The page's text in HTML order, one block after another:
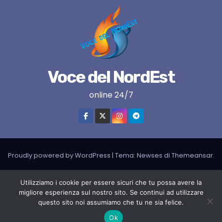
Voce del NordEst
online 24/7
Proudly powered by WordPress | Tema: Newses di Themeansar.
LIVE RADIO
RADIONORDEST
Il mio account
SPORT FURLAN PAR FURLAN – In collaborazione con A.S.F.
Utilizziamo i cookie per essere sicuri che tu possa avere la
migliore esperienza sul nostro sito. Se continui ad utilizzare
questo sito noi assumiamo che tu ne sia felice.
Ok